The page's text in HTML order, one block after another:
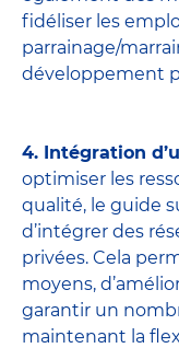
fidéliser les
parrainage/
développement
4. Intégration
optimiser les
qualité, le guide
d’intégrer des
privées. Cela
moyens,
garantir un
maintenant la